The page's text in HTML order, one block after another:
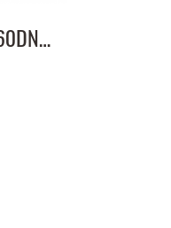
Ricoh Aficio SP C260DNw หมึกเครื่องปริ้น ชุด 4 สี สุดคุ้ม ส่งฟรี